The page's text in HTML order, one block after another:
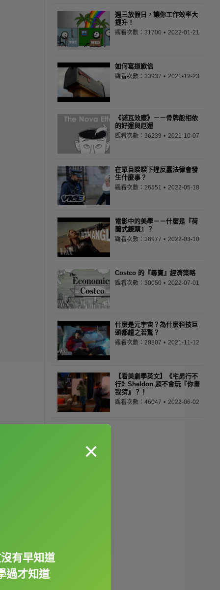
週三放假日，讓你工作效率大
提升！
觀看次數：31700 2022-01-21
如何寫道歉信
觀看次數：33937 2021-12-23
《諾瓦效應》－－骨牌般相依
的好運與厄運
觀看次數：36239 2021-10-07
在眾目睽睽下違反蠢法律會發
生什麼事？
觀看次數：26551 2022-05-18
電影中的美學－－什麼是『荷
蘭式鏡頭』？
觀看次數：38977 2022-03-10
Costco 的『尋寶』經濟策略
觀看次數：30050 2022-07-01
什麼是元宇宙？為什麼科技巨
頭都趨之若鶩？
觀看次數：28807 2021-11-12
【看美劇學英文】《宅男行不
行》Sheldon 超不會玩『你畫
我猜』？！
觀看次數：46047 2022-06-02
×
有早知道
過才知道